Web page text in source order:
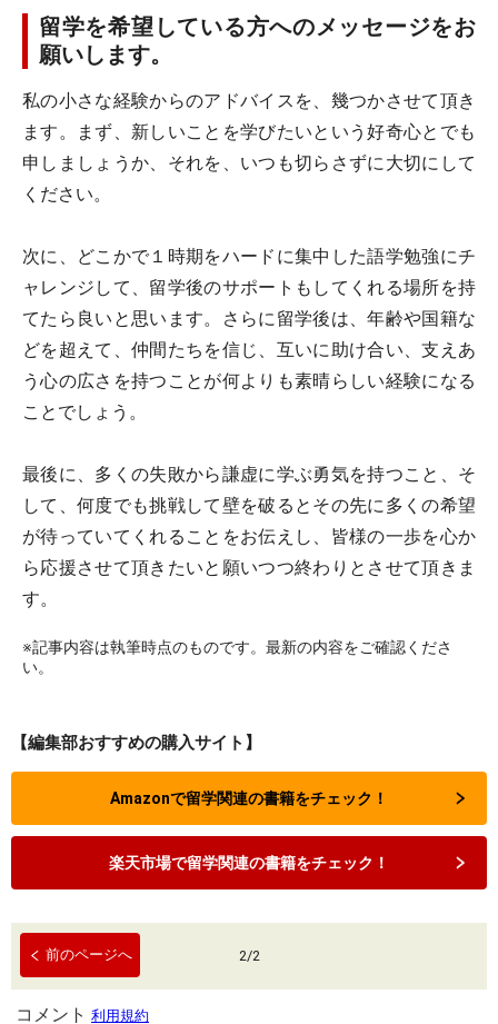
留学を希望している方へのメッセージをお
願いします。
私の小さな経験からのアドバイスを、幾つかさせて頂き
ます。まず、新しいことを学びたいという好奇心とでも
申しましょうか、それを、いつも切らさずに大切にして
ください。
次に、どこかで１時期をハードに集中した語学勉強にチ
ャレンジして、留学後のサポートもしてくれる場所を持
てたら良いと思います。さらに留学後は、年齢や国籍な
どを超えて、仲間たちを信じ、互いに助け合い、支えあ
う心の広さを持つことが何よりも素晴らしい経験になる
ことでしょう。
最後に、多くの失敗から謙虚に学ぶ勇気を持つこと、そ
して、何度でも挑戦して壁を破るとその先に多くの希望
が待っていてくれることをお伝えし、皆様の一歩を心か
ら応援させて頂きたいと願いつつ終わりとさせて頂きま
す。
※記事内容は執筆時点のものです。最新の内容をご確認くださ
い。
【編集部おすすめの購入サイト】
Amazonで留学関連の書籍をチェック！
楽天市場で留学関連の書籍をチェック！
前のページへ 2/2